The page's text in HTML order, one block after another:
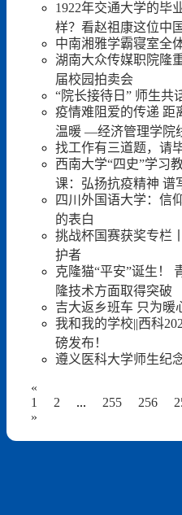
1922年交通大学的毕
样？看赵祖康这位中
中南湘雅学霸寝室全
湖南大众传媒职院隆
届校园拍卖会
“院长接待日” 师生共
疫情难阻爱的传递 距
温暖 —经济管理学院
找工作有三道题，请
西南大学“四史”学习
课：弘扬抗疫精神 谱
四川外国语大学：
的表白
挑战杯国赛获奖专
护者
克隆猫“平安”诞生！
隆技术方面取得突破
吉大返乡班车 只为暖
我和我的学校||西科
磅发布！
遵义医科大学师生纪
«
1
2 ... 255 256
»